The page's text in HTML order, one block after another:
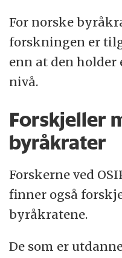
For norske
forskningen er
enn at den
nivå.
Forskjeller
byråkrater
Forskerne ved
finner også
byråkratene.
De som er